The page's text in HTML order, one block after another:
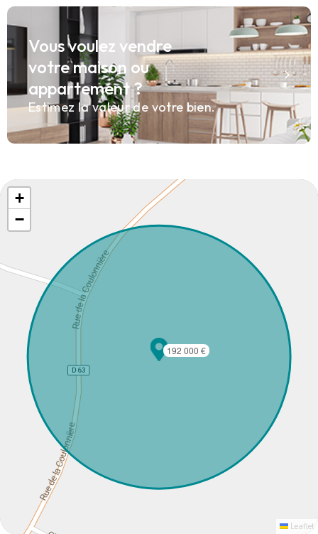
Vous voulez vendre
votre maison ou
appartement ?
Estimez la valeur de votre bien.
192 000 €
+
−
Leaflet